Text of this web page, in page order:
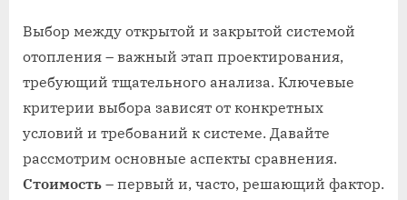
Выбор между открытой и закрытой системой
отопления – важный этап проектирования,
требующий тщательного анализа. Ключевые
критерии выбора зависят от конкретных
условий и требований к системе. Давайте
рассмотрим основные аспекты сравнения.
Стоимость – первый и, часто, решающий фактор.